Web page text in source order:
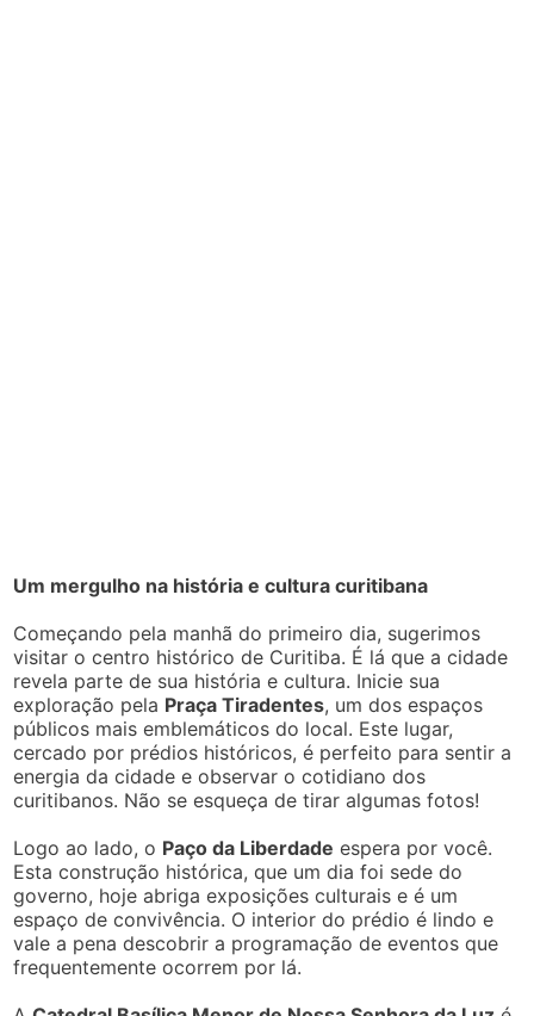
Um mergulho na história e cultura curitibana
Começando pela manhã do primeiro dia, sugerimos
visitar o centro histórico de Curitiba. É lá que a cidade
revela parte de sua história e cultura. Inicie sua
exploração pela Praça Tiradentes, um dos espaços
públicos mais emblemáticos do local. Este lugar,
cercado por prédios históricos, é perfeito para sentir a
energia da cidade e observar o cotidiano dos
curitibanos. Não se esqueça de tirar algumas fotos!
Logo ao lado, o Paço da Liberdade espera por você.
Esta construção histórica, que um dia foi sede do
governo, hoje abriga exposições culturais e é um
espaço de convivência. O interior do prédio é lindo e
vale a pena descobrir a programação de eventos que
frequentemente ocorrem por lá.